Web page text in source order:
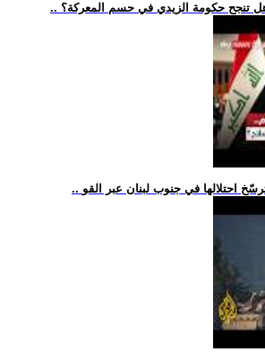
تنجح حكومة الزيدي في حسم المعركة؟
احتلالها في جنوب لبنان عبر القو